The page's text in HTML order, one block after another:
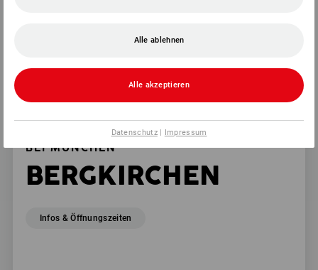
BEI MÜNCHEN
BERGKIRCHEN
Infos & Öffnungszeiten
Alle ablehnen
Alle akzeptieren
Datenschutz| Impressum